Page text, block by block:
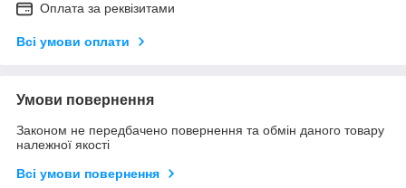
Оплата за реквізитами
Всі умови оплати
Умови повернення
Законом не передбачено повернення та обмін даного товару
належної якості
Всі умови повернення